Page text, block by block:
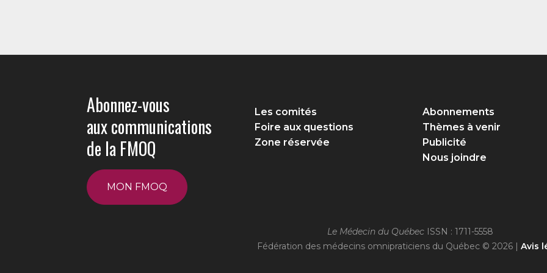
Abonnez-vous
aux communications
de la FMOQ
MON FMOQ
Les comités
Foire aux questions
Zone réservée
Abonnements
Thèmes à venir
Publicité
Nous joindre
Le Médecin du Québec ISSN : 1711-5558
Fédération des médecins omnipraticiens du Québec © 2026 | Avis